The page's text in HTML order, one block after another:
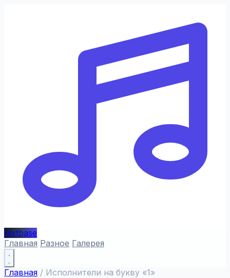
textbase
Главная Разное Галерея
Главная / Исполнители на букву «1»